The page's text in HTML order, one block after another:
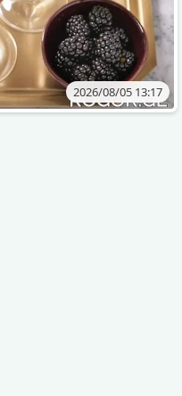
2026/08/05 13:17